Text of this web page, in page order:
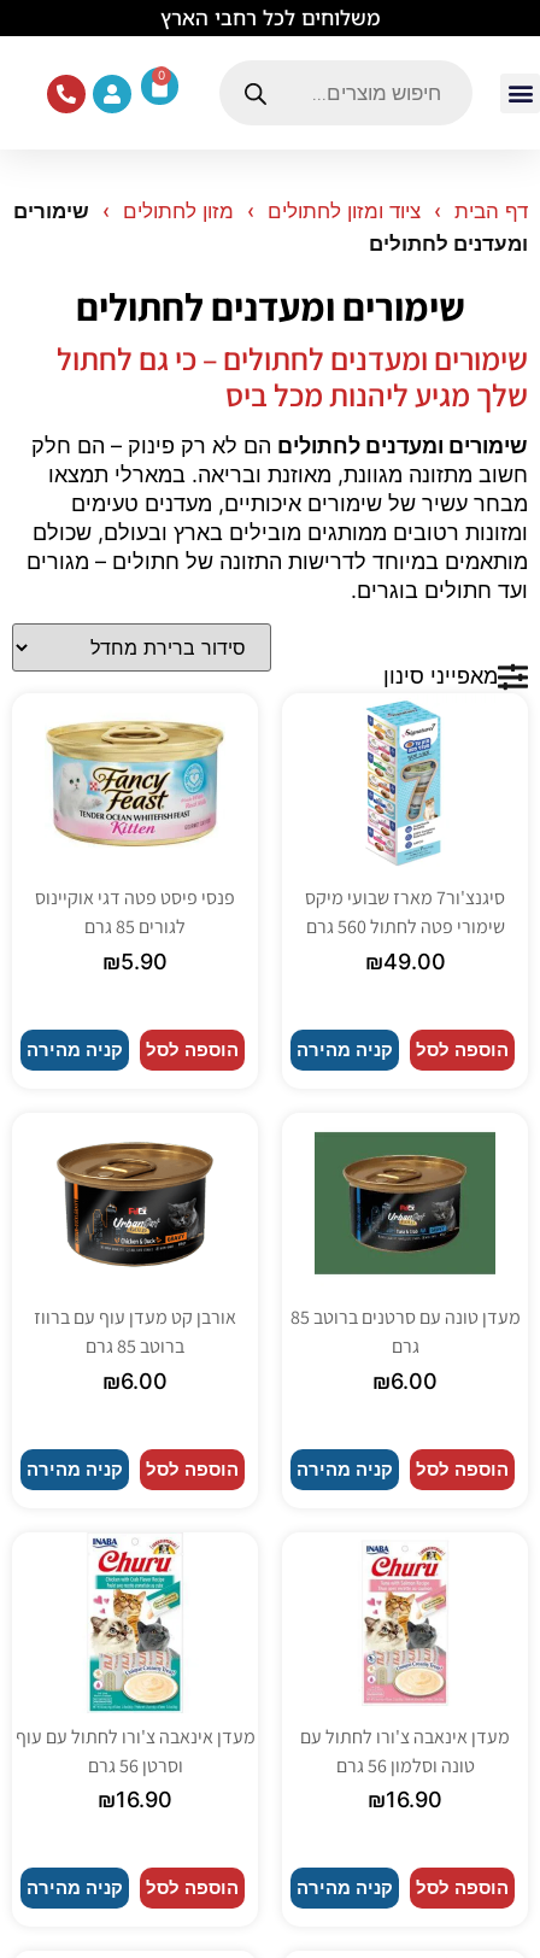
משלוחים לכל רחבי הארץ
0
דף הבית ציוד ומזון לחתולים מזון לחתולים
שימורים
ומעדנים לחתולים
שימורים ומעדנים לחתולים
שימורים ומעדנים לחתולים – כי גם לחתול
שלך מגיע ליהנות מכל ביס
שימורים ומעדנים לחתולים הם לא רק פינוק – הם חלק
חשוב מתזונה מגוונת, מאוזנת ובריאה. במארלי תמצאו
מבחר עשיר של שימורים איכותיים, מעדנים טעימים
ומזונות רטובים ממותגים מובילים בארץ ובעולם, שכולם
מותאמים במיוחד לדרישות התזונה של חתולים – מגורים
ועד חתולים בוגרים.
מאפייני סינון
סיגנצ'ור7 מארז שבועי מיקס
שימורי פטה לחתול 560 גרם
₪49.00
הוספה לסל קניה מהירה
פנסי פיסט פטה דגי אוקיינוס
לגורים 85 גרם
₪5.90
הוספה לסל קניה מהירה
מעדן טונה עם סרטנים ברוטב 85
גרם
₪6.00
הוספה לסל קניה מהירה
אורבן קט מעדן עוף עם ברווז
ברוטב 85 גרם
₪6.00
הוספה לסל קניה מהירה
מעדן אינאבה צ'ורו לחתול עם
טונה וסלמון 56 גרם
₪16.90
הוספה לסל קניה מהירה
מעדן אינאבה צ'ורו לחתול עם עוף
וסרטן 56 גרם
₪16.90
הוספה לסל קניה מהירה